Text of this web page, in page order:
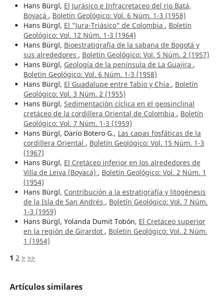
Hans Bürgl, El Jurásico e Infracretaceo del rio Batá,
Boyacá , Boletín Geológico: Vol. 6 Núm. 1-3 (1958)
Hans Bürgl, El "Jura-Triásico" de Colombia , Boletín
Geológico: Vol. 12 Núm. 1-3 (1964)
Hans Bürgl, Bioestratigrafía de la sabana de Bogotá y
sus alrededores , Boletín Geológico: Vol. 5 Núm. 2 (1957)
Hans Bürgl, Geología de la península de La Guajira ,
Boletín Geológico: Vol. 6 Núm. 1-3 (1958)
Hans Bürgl, El Guadalupe entre Tabio y Chía , Boletín
Geológico: Vol. 3 Núm. 2 (1955)
Hans Bürgl, Sedimentación cíclica en el geosinclinal
cretáceo de la cordillera Oriental de Colombia , Boletín
Geológico: Vol. 7 Núm. 1-3 (1959)
Hans Bürgl, Darío Botero G., Las capas fosfáticas de la
cordillera Oriental , Boletín Geológico: Vol. 15 Núm. 1-3
(1967)
Hans Bürgl, El Cretáceo inferior en los alrededores de
Villa de Leiva (Boyacá) , Boletín Geológico: Vol. 2 Núm. 1
(1954)
Hans Bürgl, Contribución a la estratigrafía y litogénesis
de la Isla de San Andrés , Boletín Geológico: Vol. 7 Núm.
1-3 (1959)
Hans Bürgl, Yolanda Dumit Tobón, El Cretáceo superior
en la región de Girardot , Boletín Geológico: Vol. 2 Núm.
1 (1954)
1 2 > >>
Artículos similares